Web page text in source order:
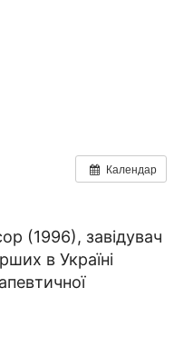
Календар
(1996), завідувач
в Україні